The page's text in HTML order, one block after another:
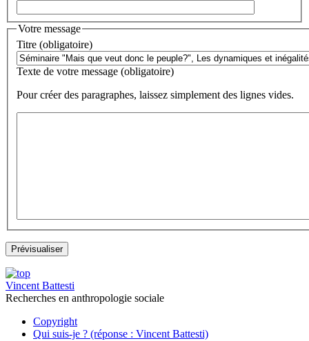
Votre message
Titre (obligatoire)
Texte de votre message (obligatoire)
Pour créer des paragraphes, laissez simplement des lignes vides.
Vincent Battesti
Recherches en anthropologie sociale
Copyright
Qui suis-je ? (réponse : Vincent Battesti)